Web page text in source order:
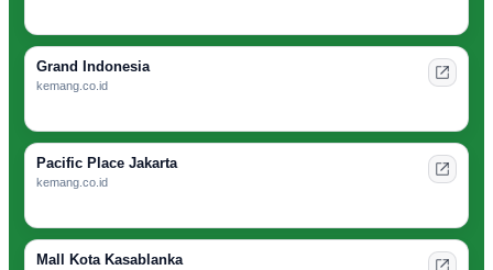
Grand Indonesia
kemang.co.id
Pacific Place Jakarta
kemang.co.id
Mall Kota Kasablanka